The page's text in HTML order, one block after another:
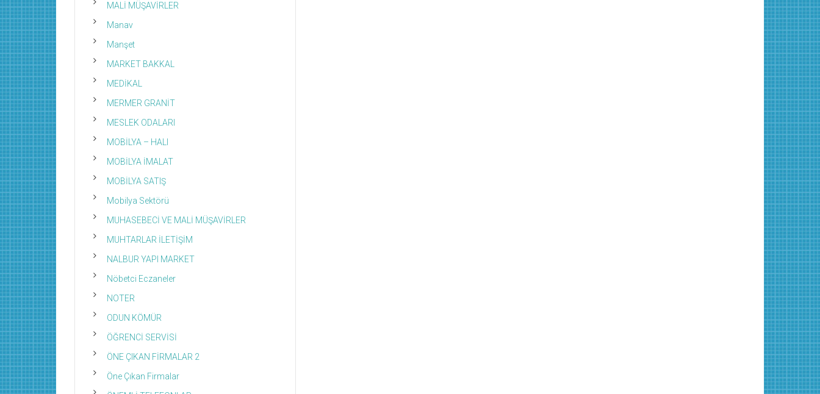
MALİ MÜŞAVİRLER
Manav
Manşet
MARKET BAKKAL
MEDİKAL
MERMER GRANİT
MESLEK ODALARI
MOBİLYA – HALI
MOBİLYA İMALAT
MOBİLYA SATIŞ
Mobilya Sektörü
MUHASEBECİ VE MALİ MÜŞAVİRLER
MUHTARLAR İLETİŞİM
NALBUR YAPI MARKET
Nöbetci Eczaneler
NOTER
ODUN KÖMÜR
ÖĞRENCİ SERVİSİ
ÖNE ÇIKAN FİRMALAR 2
Öne Çıkan Firmalar